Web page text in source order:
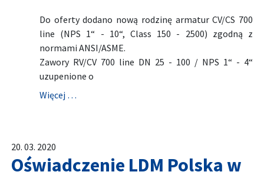
Do oferty dodano nową rodzinę armatur CV/CS 700
line (NPS 1“ - 10“, Class 150 - 2500) zgodną z
normami ANSI/ASME.
Zawory RV/CV 700 line DN 25 - 100 / NPS 1“ - 4“
uzupenione o
Więcej …
20. 03. 2020
Oświadczenie LDM Polska w